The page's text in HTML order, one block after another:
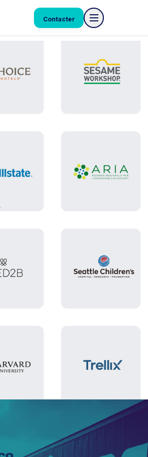
Contacter